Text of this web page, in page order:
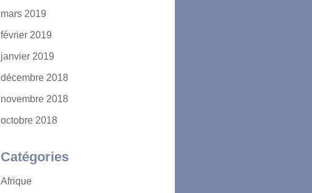
mars 2019
février 2019
janvier 2019
décembre 2018
novembre 2018
octobre 2018
Catégories
Afrique